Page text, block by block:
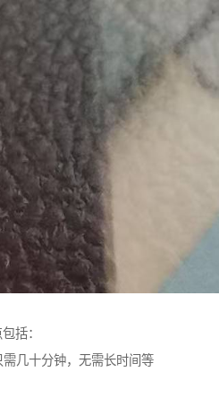
括：
几十分钟，无需长时间等